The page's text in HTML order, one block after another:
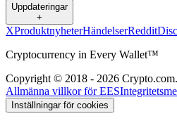
Uppdateringar
+
XProduktnyheterHändelserReddit
Cryptocurrency in Every Wallet™
Copyright © 2018 - 2026
Allmänna villkor för EES
Inställningar för cookies